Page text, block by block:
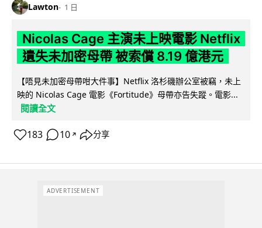
Lawton 1 日
Nicolas Cage 主演未上映電影 Netflix
遺失未加密母帶 被索償 8.19 億港元
【唔見未加密母帶咁大件事】Netflix 洛杉磯辦公室被竊，未上
映的 Nicolas Cage 電影《Fortitude》母帶亦告失蹤。電影...
閱讀全文
183 10 ↗ 分享
ADVERTISEMENT